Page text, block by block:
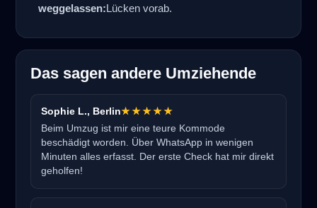
weggelassen:Lücken vorab.
Das sagen andere Umziehende
Sophie L., Berlin★★★★★
Beim Umzug ist mir eine teure Kommode
beschädigt worden. Über WhatsApp in wenigen
Minuten alles erfasst. Der erste Check hat mir direkt
geholfen!